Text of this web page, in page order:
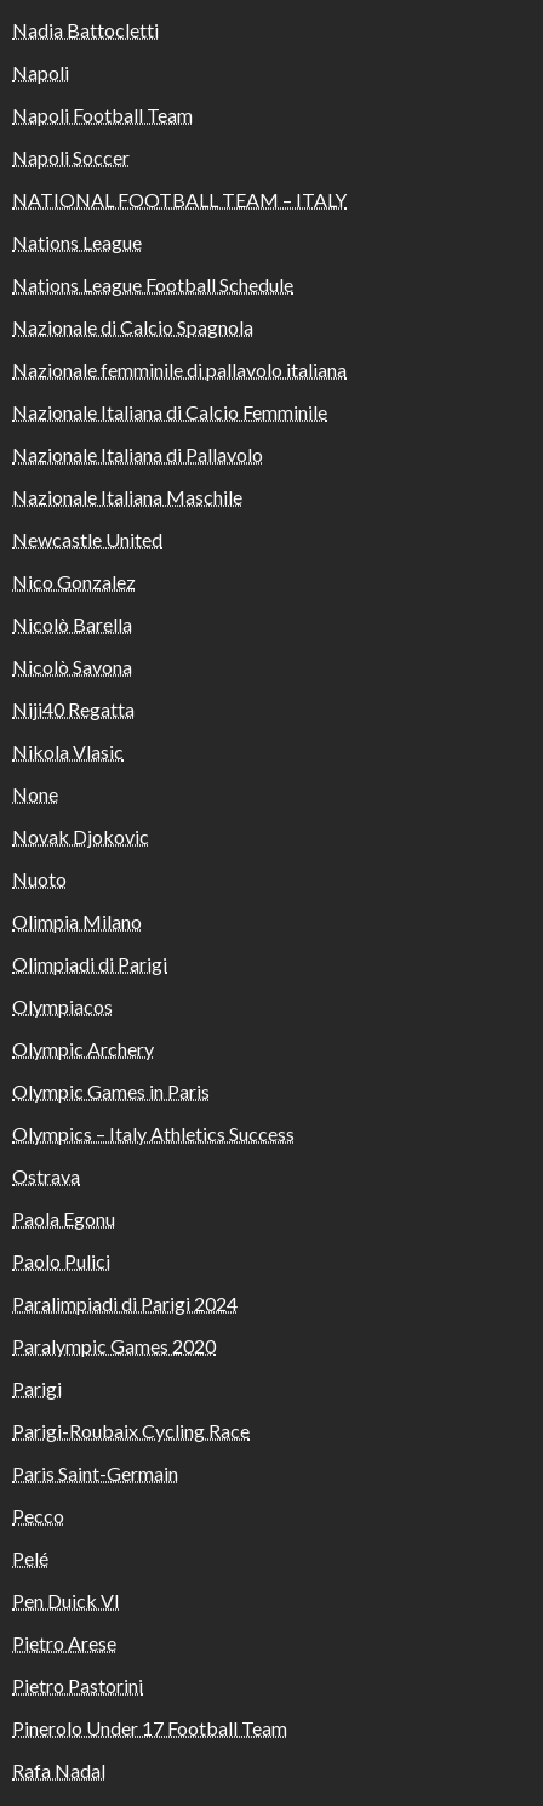
Nadia Battocletti
Napoli
Napoli Football Team
Napoli Soccer
NATIONAL FOOTBALL TEAM – ITALY
Nations League
Nations League Football Schedule
Nazionale di Calcio Spagnola
Nazionale femminile di pallavolo italiana
Nazionale Italiana di Calcio Femminile
Nazionale Italiana di Pallavolo
Nazionale Italiana Maschile
Newcastle United
Nico Gonzalez
Nicolò Barella
Nicolò Savona
Niji40 Regatta
Nikola Vlasic
None
Novak Djokovic
Nuoto
Olimpia Milano
Olimpiadi di Parigi
Olympiacos
Olympic Archery
Olympic Games in Paris
Olympics – Italy Athletics Success
Ostrava
Paola Egonu
Paolo Pulici
Paralimpiadi di Parigi 2024
Paralympic Games 2020
Parigi
Parigi-Roubaix Cycling Race
Paris Saint-Germain
Pecco
Pelé
Pen Duick VI
Pietro Arese
Pietro Pastorini
Pinerolo Under 17 Football Team
Rafa Nadal